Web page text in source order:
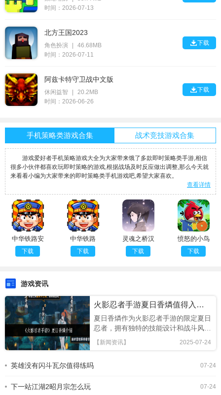
时间：2026-07-13
北方王国2023
角色扮演
46.68MB
时间：2026-07-11
下载
阿兹卡特守卫战中文版
休闲益智
20.2MB
时间：2026-06-26
下载
手机策略类游戏合集 战术竞技游戏合集
游戏爱好者手机策略游戏大全为大家带来饿了多款即时策略类手游,相信
很多小伙伴都喜欢玩即时策略的游戏,根据战场及时反应做出调整,那么今天就
来看看小编为大家带来的即时策略类手机游戏吧,希望大家喜欢。
查看详情
中华铁路安
卓版
下载
中华铁路
2025最新
下载
灵魂之桥汉
化版
下载
愤怒的小鸟
里约大冒险
官方版
下载
游戏资讯
火影忍者手游夏日香燐值得入手吗
夏日香燐作为火影忍者手游的限定夏日
忍者，拥有独特的技能设计和战斗风
格，本文将从技能解析、连招技巧及竞
技场表现全面评估，助你判断是否值得
基础攻击方面，夏日香燐的普攻为五段
主，具备良好的起手能力，第三段下劈
2025-07-24
【新闻资讯】
07-24
英雄没有闪斗瓦尔值得练吗
07-24
下一站江湖2昭月宗怎么玩